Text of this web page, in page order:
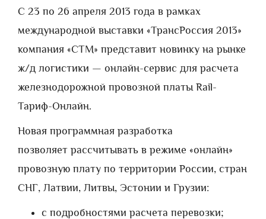
С 23 по 26 апреля 2013 года в рамках
международной выставки «ТрансРоссия 2013»
компания «СТМ» представит новинку на рынке
ж/д логистики — онлайн-сервис для расчета
железнодорожной провозной платы Rail-
Тариф-Онлайн.
Новая программная разработка
позволяет рассчитывать в режиме «онлайн»
провозную плату по территории России, стран
СНГ, Латвии, Литвы, Эстонии и Грузии:
с подробностями расчета перевозки;